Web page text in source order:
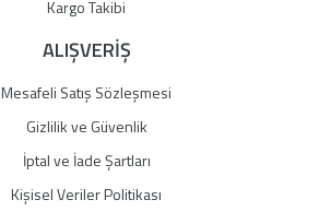
Kargo Takibi
ALIŞVERİŞ
Mesafeli Satış Sözleşmesi
Gizlilik ve Güvenlik
İptal ve İade Şartları
Kişisel Veriler Politikası